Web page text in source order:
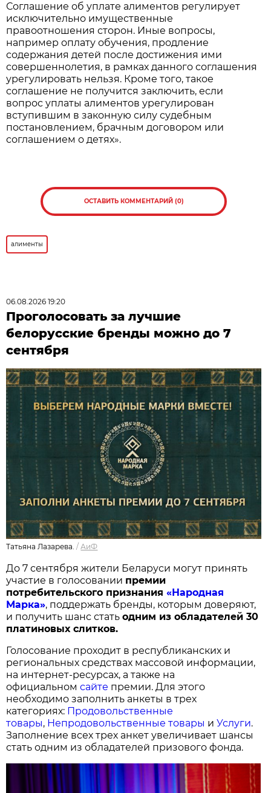
Соглашение об уплате алиментов регулирует
исключительно имущественные
правоотношения сторон. Иные вопросы,
например оплату обучения, продление
содержания детей после достижения ими
совершеннолетия, в рамках данного соглашения
урегулировать нельзя. Кроме того, такое
соглашение не получится заключить, если
вопрос уплаты алиментов урегулирован
вступившим в законную силу судебным
постановлением, брачным договором или
соглашением о детях».
ОСТАВИТЬ КОММЕНТАРИЙ (0)
алименты
06.08.2026 19:20
Проголосовать за лучшие
белорусские бренды можно до 7
сентября
Татьяна Лазарева. / АиФ
До 7 сентября жители Беларуси могут принять
участие в голосовании премии
потребительского признания«Народная
Марка», поддержать бренды, которым доверяют,
и получить шанс статьодним из обладателей 30
платиновых слитков.
Голосование проходит в республиканских и
региональных средствах массовой информации,
на интернет-ресурсах, а также на
официальномсайте премии. Для этого
необходимо заполнить анкеты в трех
категориях: Продовольственные
товары, Непродовольственные товары иУслуги.
Заполнение всех трех анкет увеличивает шансы
стать одним из обладателей призового фонда.